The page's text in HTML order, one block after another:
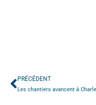
PRÉCÉDENT